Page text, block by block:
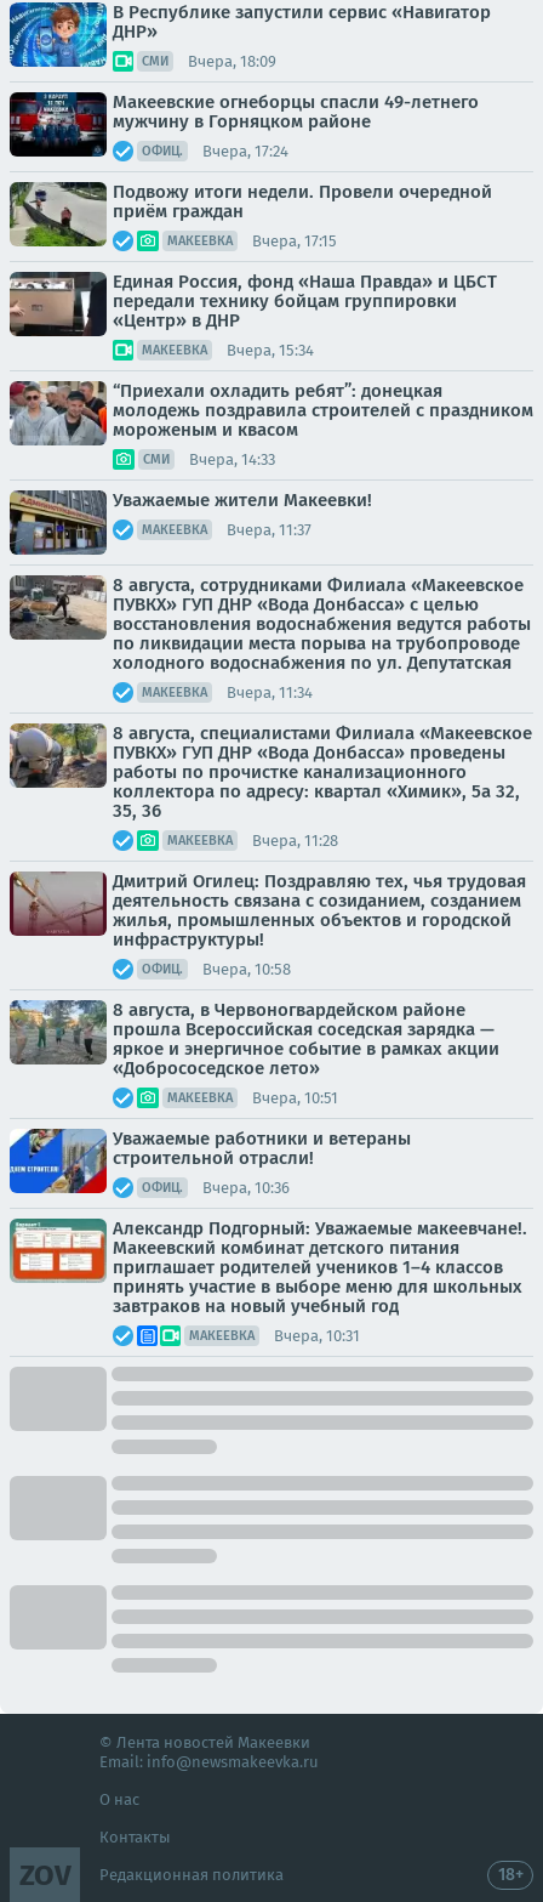
В Республике запустили сервис «Навигатор
ДНР»
СМИ Вчера, 18:09
Макеевские огнеборцы спасли 49-летнего
мужчину в Горняцком районе
ОФИЦ. Вчера, 17:24
Подвожу итоги недели. Провели очередной
приём граждан
МАКЕЕВКА Вчера, 17:15
Единая Россия, фонд «Наша Правда» и ЦБСТ
передали технику бойцам группировки
«Центр» в ДНР
МАКЕЕВКА Вчера, 15:34
“Приехали охладить ребят”: донецкая
молодежь поздравила строителей с праздником
мороженым и квасом
СМИ Вчера, 14:33
Уважаемые жители Макеевки!
МАКЕЕВКА Вчера, 11:37
8 августа, сотрудниками Филиала «Макеевское
ПУВКХ» ГУП ДНР «Вода Донбасса» с целью
восстановления водоснабжения ведутся работы
по ликвидации места порыва на трубопроводе
холодного водоснабжения по ул. Депутатская
МАКЕЕВКА Вчера, 11:34
8 августа, специалистами Филиала «Макеевское
ПУВКХ» ГУП ДНР «Вода Донбасса» проведены
работы по прочистке канализационного
коллектора по адресу: квартал «Химик», 5а 32,
35, 36
МАКЕЕВКА Вчера, 11:28
Дмитрий Огилец: Поздравляю тех, чья трудовая
деятельность связана с созиданием, созданием
жилья, промышленных объектов и городской
инфраструктуры!
ОФИЦ. Вчера, 10:58
8 августа, в Червоногвардейском районе
прошла Всероссийская соседская зарядка —
яркое и энергичное событие в рамках акции
«Добрососедское лето»
МАКЕЕВКА Вчера, 10:51
Уважаемые работники и ветераны
строительной отрасли!
ОФИЦ. Вчера, 10:36
Александр Подгорный: Уважаемые макеевчане!.
Макеевский комбинат детского питания
приглашает родителей учеников 1–4 классов
принять участие в выборе меню для школьных
завтраков на новый учебный год
МАКЕЕВКА Вчера, 10:31
ZOV
© Лента новостей Макеевки
Email: info@newsmakeevka.ru
О нас
Контакты
Редакционная политика 18+